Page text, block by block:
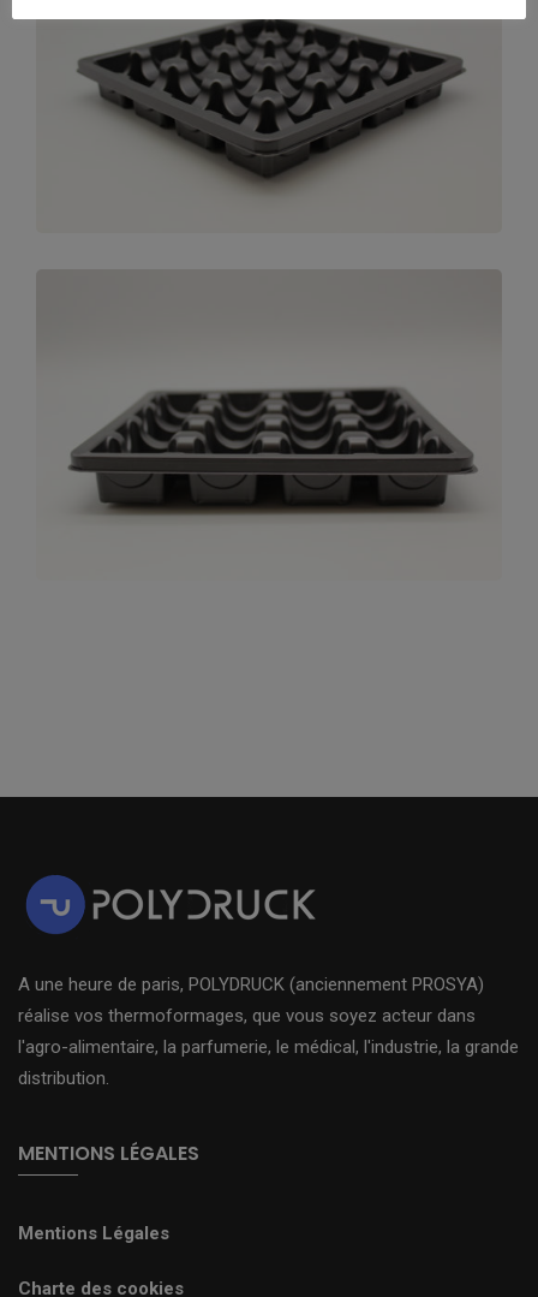
A une heure de paris, POLYDRUCK (anciennement PROSYA)
réalise vos thermoformages, que vous soyez acteur dans
l'agro-alimentaire, la parfumerie, le médical, l'industrie, la grande
distribution.
MENTIONS LÉGALES
Mentions Légales
Charte des cookies